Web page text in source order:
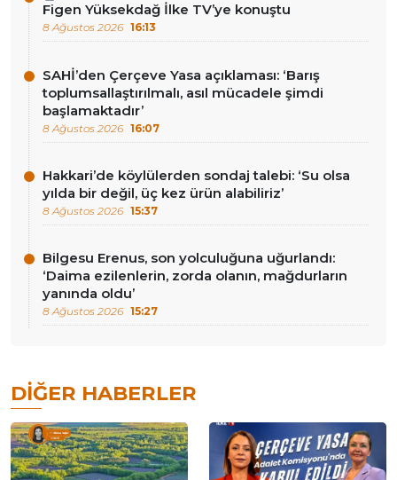
Figen Yüksekdağ İlke TV’ye konuştu
8 Ağustos 2026 16:13
SAHİ’den Çerçeve Yasa açıklaması: ‘Barış
toplumsallaştırılmalı, asıl mücadele şimdi
başlamaktadır’
8 Ağustos 2026 16:07
Hakkari’de köylülerden sondaj talebi: ‘Su olsa
yılda bir değil, üç kez ürün alabiliriz’
8 Ağustos 2026 15:37
Bilgesu Erenus, son yolculuğuna uğurlandı:
‘Daima ezilenlerin, zorda olanın, mağdurların
yanında oldu’
8 Ağustos 2026 15:27
DIĞER HABERLER